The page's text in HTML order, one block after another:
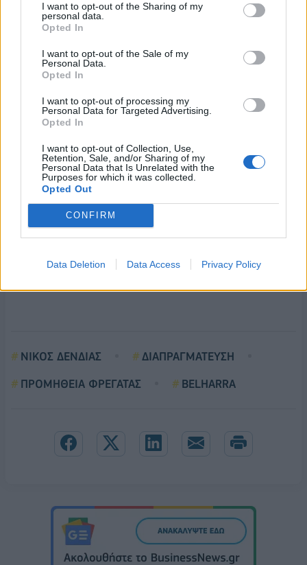
I want to opt-out of the Sharing of my
personal data.
Opted In
I want to opt-out of the Sale of my
Personal Data.
Opted In
I want to opt-out of processing my
Personal Data for Targeted Advertising.
Opted In
I want to opt-out of Collection, Use,
Retention, Sale, and/or Sharing of my
Personal Data that Is Unrelated with the
Purposes for which it was collected.
Opted Out
CONFIRM
Data Deletion Data Access Privacy Policy
. Εγκαταστάσεις για εναέρια Μέσα: ελικόπτερο κλάσης 10
τόνων, μη επανδρωμένο αεροσκάφος VTOL (UAV)
Κύριοι οπλισμοί:
. 32 πύραυλοι Aster που αναπτύχθηκαν από την MBDA
. 8 πύραυλοι Exocet MM40 B3C που αναπτύχθηκαν από την
. Πύραυλοι RAM
. Τορπίλες MU 90 που αναπτύχθηκαν από την Naval Group
. πυροβόλο 76 χλστ
. Αντιμέτρα CANTO που αναπτύχθηκαν από την Naval Group
ΝΙΚΟΣ ΔΕΝΔΙΑΣ
ΔΙΑΠΡΑΓΜΑΤΕΥΣΗ
ΠΡΟΜΗΘΕΙΑ ΦΡΕΓΑΤΑΣ
BELHARRA